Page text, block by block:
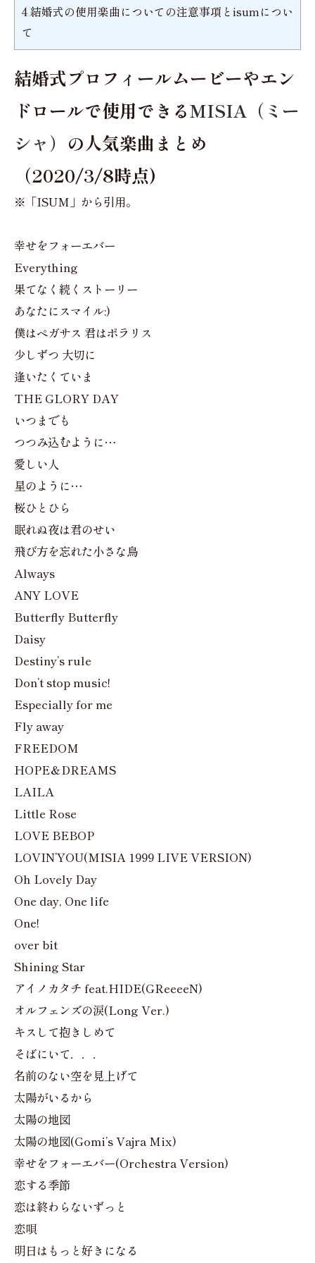
4結婚式の使用楽曲についての注意事項とisumについ
て
結婚式プロフィールムービーやエン
ドロールで使用できるMISIA（ミー
シャ） の人気楽曲まとめ
（2020/3/8時点)
※「ISUM」から引用。
幸せをフォーエバー
Everything
果てなく続くストーリー
あなたにスマイル:)
僕はペガサス 君はポラリス
少しずつ 大切に
逢いたくていま
THE GLORY DAY
いつまでも
つつみ込むように…
愛しい人
星のように…
桜ひとひら
眠れぬ夜は君のせい
飛び方を忘れた小さな鳥
Always
ANY LOVE
Butterfly Butterfly
Daisy
Destiny’s rule
Don’t stop music!
Especially for me
Fly away
FREEDOM
HOPE＆DREAMS
LAILA
Little Rose
LOVE BEBOP
LOVIN’YOU(MISIA 1999 LIVE VERSION)
Oh Lovely Day
One day, One life
One!
over bit
Shining Star
アイノカタチ feat.HIDE(GReeeeN)
オルフェンズの涙(Long Ver.)
キスして抱きしめて
そばにいて．．．
名前のない空を見上げて
太陽がいるから
太陽の地図
太陽の地図(Gomi’s Vajra Mix)
幸せをフォーエバー(Orchestra Version)
恋する季節
恋は終わらないずっと
恋唄
明日はもっと好きになる